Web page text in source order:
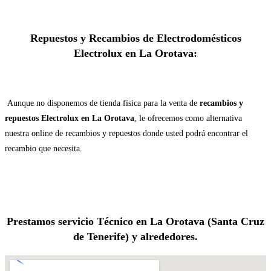
Repuestos y Recambios de Electrodomésticos
Electrolux en La Orotava:
Aunque no disponemos de tienda física para la venta de recambios y
repuestos Electrolux en La Orotava, le ofrecemos como alternativa
nuestra online de recambios y repuestos donde usted podrá encontrar el
recambio que necesita.
Prestamos servicio Técnico en La Orotava (Santa Cruz
de Tenerife) y alrededores.